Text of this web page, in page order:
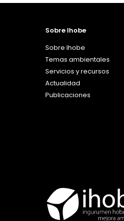
Sobre Ihobe
Sobre Ihobe
Temas ambientales
Servicios y recursos
Actualidad
Publicaciones